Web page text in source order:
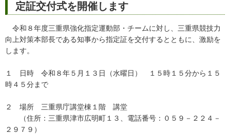
定証交付式を開催します
令和８年度三重県強化指定運動部・チームに対し、三重県競技力
向上対策本部長である知事から指定証を交付するとともに、激励を
します。
１ 日時 令和８年５月１３日（水曜日） １５時１５分から１５
時４５分まで
２ 場所 三重県庁講堂棟１階 講堂
（住所：三重県津市広明町１３、電話番号：０５９－２２４－
２９７９）